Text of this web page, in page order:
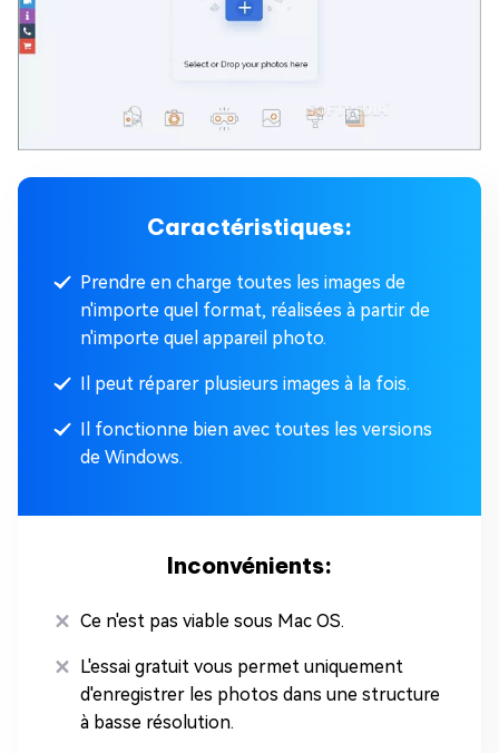
Caractéristiques:
Prendre en charge toutes les images de
n'importe quel format, réalisées à partir de
n'importe quel appareil photo.
Il peut réparer plusieurs images à la fois.
Il fonctionne bien avec toutes les versions
de Windows.
Inconvénients:
Ce n'est pas viable sous Mac OS.
L'essai gratuit vous permet uniquement
d'enregistrer les photos dans une structure
à basse résolution.